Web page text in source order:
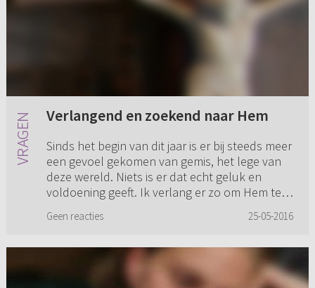
Verlangend en zoekend naar Hem
Sinds het begin van dit jaar is er bij steeds meer
een gevoel gekomen van gemis, het lege van
deze wereld. Niets is er dat echt geluk en
voldoening geeft. Ik verlang er zo om Hem te
Geen reacties 25-05-2016